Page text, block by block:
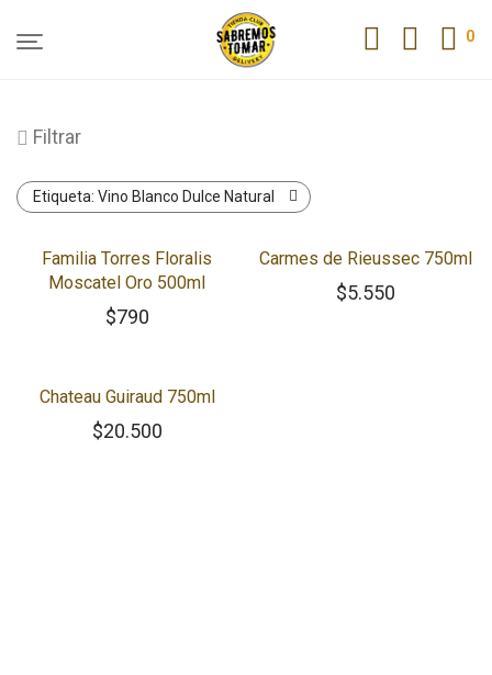
0
Filtrar
Etiqueta: Vino Blanco Dulce Natural
Familia Torres Floralis
Moscatel Oro 500ml
$790
Carmes de Rieussec 750ml
$5.550
Chateau Guiraud 750ml
$20.500